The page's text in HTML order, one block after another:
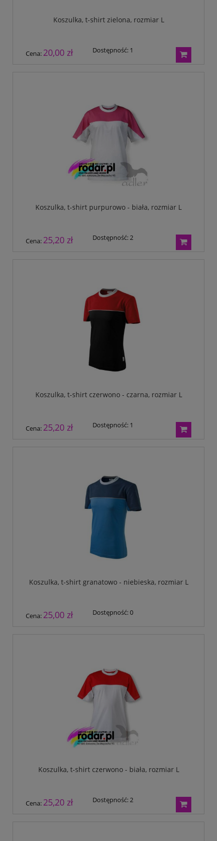
Koszulka, t-shirt zielona, rozmiar L
Cena: 20,00 zł Dostępność: 1
Koszulka, t-shirt purpurowo - biała, rozmiar L
Cena: 25,20 zł Dostępność:2
Koszulka, t-shirt czerwono - czarna, rozmiar L
Cena: 25,20 zł Dostępność: 1
Koszulka, t-shirt granatowo - niebieska, rozmiar L
Cena: 25,00 zł Dostępność:0
Koszulka, t-shirt czerwono - biała, rozmiar L
Cena: 25,20 zł Dostępność:2